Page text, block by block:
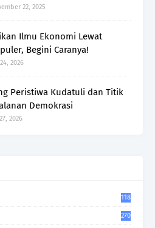
22, 2025
Ilmu Ekonomi Lewat
Begini Caranya!
2026
Peristiwa Kudatuli dan Titik
Demokrasi
2026
118
270